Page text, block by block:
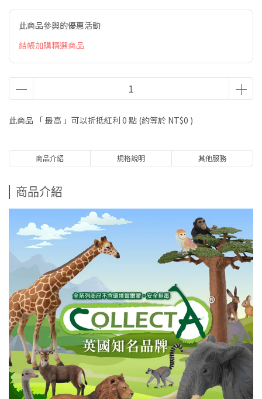
此商品參與的優惠活動
結帳加購精選商品
此商品 「 最高 」可以折抵紅利 0 點 (約等於 NT$0 )
商品介紹 規格說明 其他服務
商品介紹